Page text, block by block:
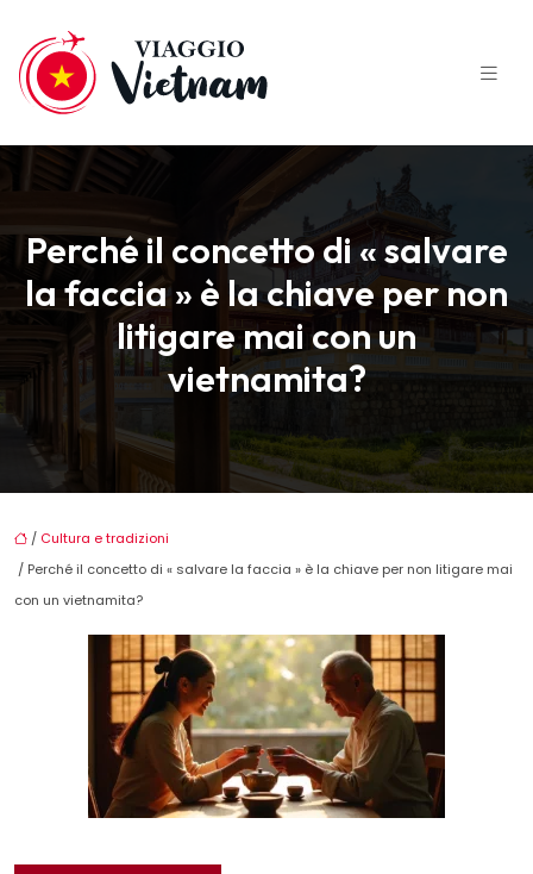
Perché il concetto di « salvare
la faccia » è la chiave per non
litigare mai con un
vietnamita?
/ Cultura e tradizioni
/ Perché il concetto di « salvare la faccia » è la chiave per non litigare mai
con un vietnamita?